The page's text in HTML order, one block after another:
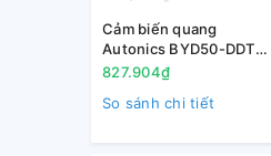
Cảm biến quang
Autonics BYD50-DDT
50mm, phản xạ hội tụ,
827.904₫
So sánh chi tiết